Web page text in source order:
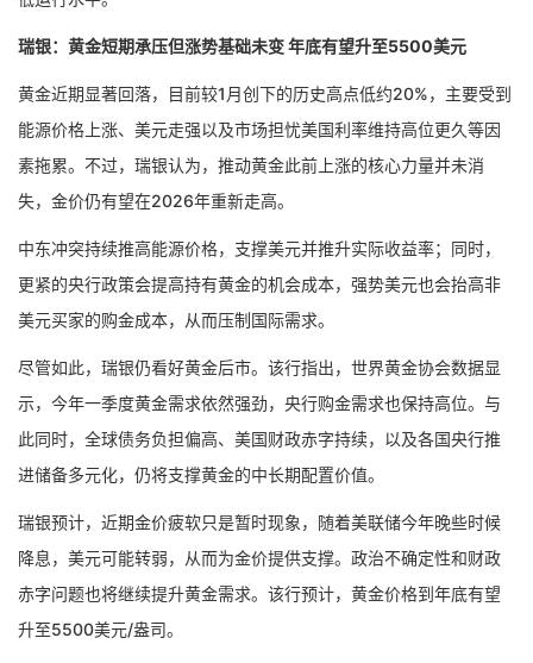
瑞银：黄金短期承压但涨势基础未变 年底有望升至5500美元
黄金近期显著回落，目前较1月创下的历史高点低约20%，主要受到
能源价格上涨、美元走强以及市场担忧美国利率维持高位更久等因
素拖累。不过，瑞银认为，推动黄金此前上涨的核心力量并未消
失，金价仍有望在2026年重新走高。
中东冲突持续推高能源价格，支撑美元并推升实际收益率；同时，
更紧的央行政策会提高持有黄金的机会成本，强势美元也会抬高非
美元买家的购金成本，从而压制国际需求。
尽管如此，瑞银仍看好黄金后市。该行指出，世界黄金协会数据显
示，今年一季度黄金需求依然强劲，央行购金需求也保持高位。与
此同时，全球债务负担偏高、美国财政赤字持续，以及各国央行推
进储备多元化，仍将支撑黄金的中长期配置价值。
瑞银预计，近期金价疲软只是暂时现象，随着美联储今年晚些时候
降息，美元可能转弱，从而为金价提供支撑。政治不确定性和财政
赤字问题也将继续提升黄金需求。该行预计，黄金价格到年底有望
升至5500美元/盎司。